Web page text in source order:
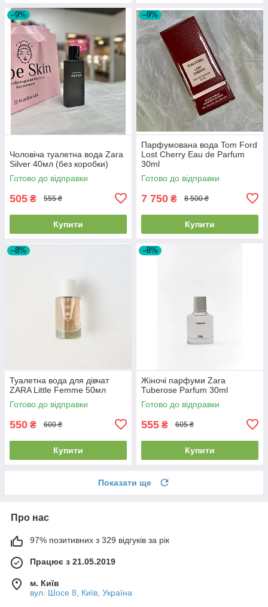
–9%
Чоловіча туалетна вода Zara
Silver 40мл (без коробки)
Готово до відправки
505 ₴ 555 ₴
Купити
–9%
Парфумована вода Tom Ford
Lost Cherry Eau de Parfum
30ml
Готово до відправки
7 750 ₴ 8 500 ₴
Купити
–8%
Туалетна вода для дівчат
ZARA Little Femme 50мл
Готово до відправки
550 ₴ 600 ₴
Купити
–8%
Жіночі парфуми Zara
Tuberose Parfum 30ml
Готово до відправки
555 ₴ 605 ₴
Купити
Показати ще
Про нас
97% позитивних з 329 відгуків за рік
Працює з 21.05.2019
м. Київ
вул. Шосе 8, Київ, Україна